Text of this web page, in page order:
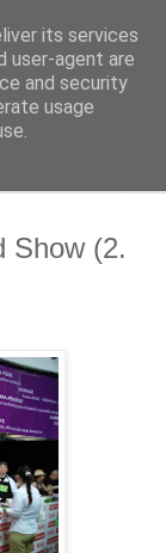
Show (2.
its services
user-agent are
and security
usage